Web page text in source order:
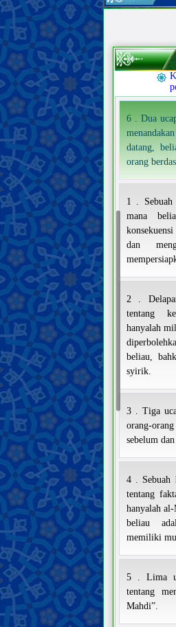
dan
6 . Dua
datang,
orang
1 .
mana
dan
2 .
tentang
hanyalah
beliau,
syirik.
3 . Tiga
orang-
sebelum
4 . Sebuah
tentang
hanyalah
beliau
memiliki
5 . Lima
tentang
Mahdi”.